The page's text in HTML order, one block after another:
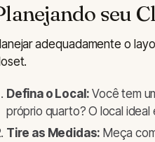
seu
adequadamente o
Defina o Local: Você tem
próprio quarto? O local
Tire as Medidas: Meça